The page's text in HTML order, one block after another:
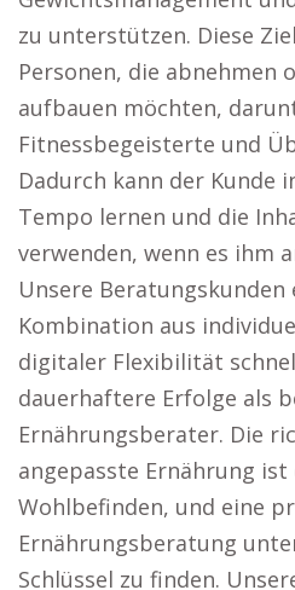
zu unterstützen. Diese
Personen, die abnehmen
aufbauen möchten,
Fitnessbegeisterte und
Dadurch kann der Kunde
Tempo lernen und die
verwenden, wenn es ihm
Unsere Beratungskunden
Kombination aus
digitaler Flexibilität
dauerhaftere Erfolge als
Ernährungsberater. Die
angepasste Ernährung
Wohlbefinden, und eine
Ernährungsberatung
Schlüssel zu finden.